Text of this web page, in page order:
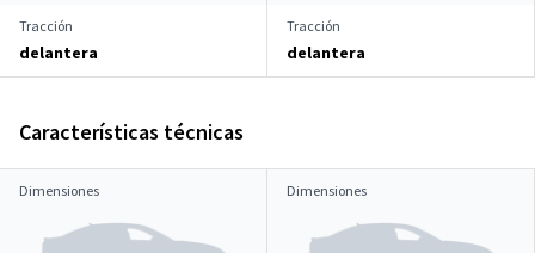
Tracción
delantera
Tracción
delantera
Características técnicas
Dimensiones Dimensiones